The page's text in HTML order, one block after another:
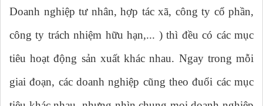
Doanh nghiệp tư nhân, hợp tác xã, công ty cổ phần,
công ty trách nhiệm hữu hạn,... ) thì đều có các mục
tiêu hoạt động sản xuất khác nhau. Ngay trong mỗi
giai đoạn, các doanh nghiệp cũng theo đuổi các mục